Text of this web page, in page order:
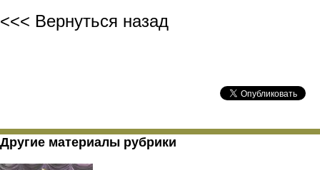
<<< Вернуться назад
Другие материалы рубрики